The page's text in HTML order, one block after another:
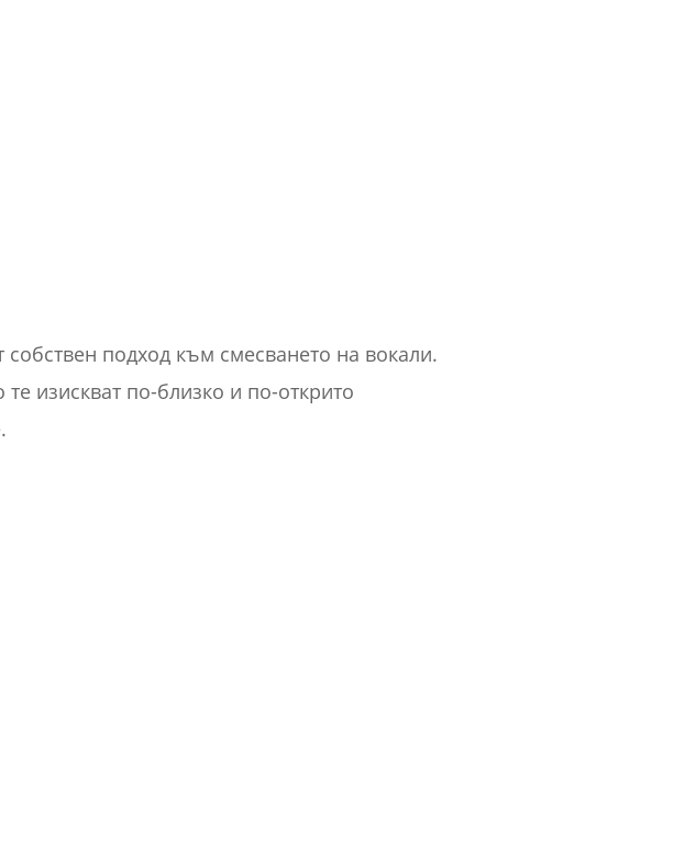
подход към смесването на вокали.
изискват по-близко и по-открито